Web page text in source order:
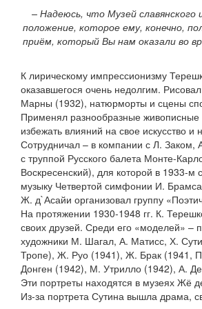
– Надеюсь, что Музей
положение, которое ему, конечно,
приём, который Вы нам оказали во
К лирическому импрессионизму
оказавшегося очень недолгим.
Марны (1932), натюрморты и сцены
Применял разнообразные живописные
избежать влияний на свое искусство и
Сотрудничал – в компании с Л.
с труппой Русского балета Монте-
Воскресенский), для которой в 1933-
музыку Четвертой симфонии И.
Ж. д`Асайи организовал группу
На протяжении 1930-1948 гг. К.
своих друзей. Среди его «моделей»
художники М. Шагал, А. Матисс, Х.
Тропе), Ж. Руо (1941), Ж. Брак (1941,
Донген (1942), М. Утрилло (1942), А.
Эти портреты находятся в музеях Жё
Из-за портрета Сутина вышла драма,